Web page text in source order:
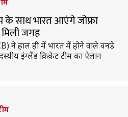
के साथ भारत आएंगे जोफ्रा
मिली जगह
ने हाल ही में भारत में होने वाले वनडे
इंग्लैंड क्रिकेट टीम का ऐलान